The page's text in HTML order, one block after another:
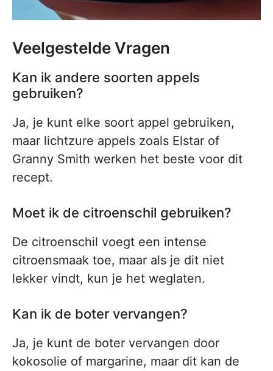
Veelgestelde Vragen
Kan ik andere soorten appels
gebruiken?
Ja, je kunt elke soort appel gebruiken,
maar lichtzure appels zoals Elstar of
Granny Smith werken het beste voor dit
recept.
Moet ik de citroenschil gebruiken?
De citroenschil voegt een intense
citroensmaak toe, maar als je dit niet
lekker vindt, kun je het weglaten.
Kan ik de boter vervangen?
Ja, je kunt de boter vervangen door
kokosolie of margarine, maar dit kan de